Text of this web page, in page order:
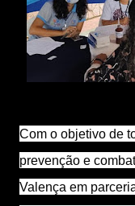
Com o objetivo de
prevenção e
Valença em